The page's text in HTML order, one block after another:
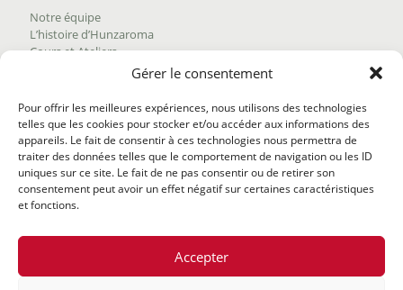
Gérer le consentement
Pour offrir les meilleures expériences, nous utilisons des technologies
telles que les cookies pour stocker et/ou accéder aux informations des
appareils. Le fait de consentir à ces technologies nous permettra de
traiter des données telles que le comportement de navigation ou les ID
uniques sur ce site. Le fait de ne pas consentir ou de retirer son
consentement peut avoir un effet négatif sur certaines caractéristiques
et fonctions.
Accepter
Notre équipe
L’histoire d’Hunzaroma
Cours et Ateliers
Trouver nos produits
Politique de frais d'envoi
Termes et conditions
Politique de remboursement